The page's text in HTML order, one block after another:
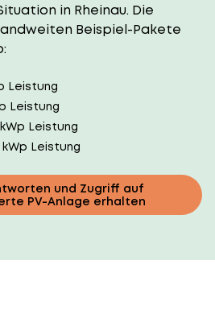
in Rheinau. Die
Beispiel-Pakete
Leistung
Leistung
kWp Leistung
kWp Leistung
und Zugriff auf
PV-Anlage erhalten